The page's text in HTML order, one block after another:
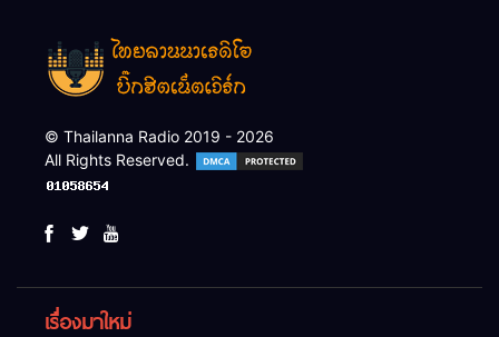
© Thailanna Radio 2019 - 2026
All Rights Reserved.
เรื่องมาใหม่